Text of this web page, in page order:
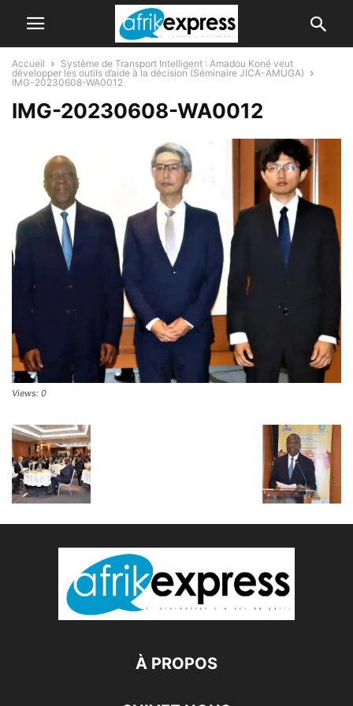
Accueil
Système de Transport Intelligent : Amadou Koné veut
développer les outils d’aide à la décision (Séminaire JICA-AMUGA)
IMG-20230608-WA0012
IMG-20230608-WA0012
Views: 0
À PROPOS